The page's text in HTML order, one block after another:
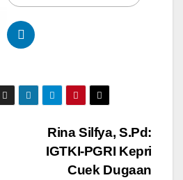
Rina Silfya, S.Pd:
IGTKI-PGRI Kepri
Cuek Dugaan